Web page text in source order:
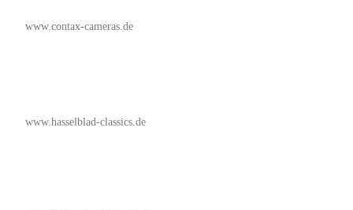
www.contax-cameras.de
www.hasselblad-classics.de